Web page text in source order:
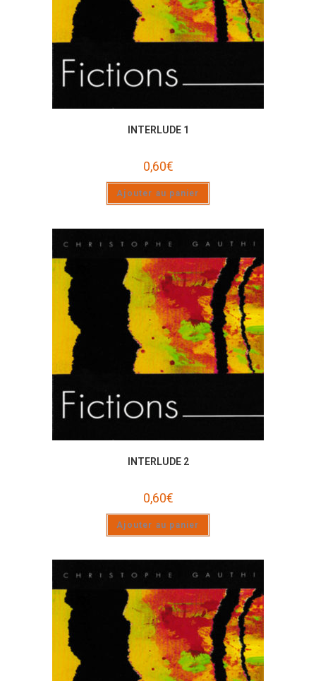
INTERLUDE 1
0,60€
Ajouter au panier
INTERLUDE 2
0,60€
Ajouter au panier